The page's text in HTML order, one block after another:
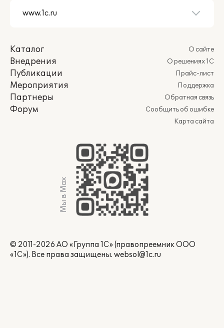
Каталог
Внедрения
Публикации
Мероприятия
Партнеры
Форум
О сайте
О решениях 1С
Прайс-лист
Поддержка
Обратная связь
Сообщить об ошибке
Карта сайта
Мы в Max
© 2011-2026 АО «Группа 1С» (правопреемник ООО
«1С»). Все права защищены. websol@1c.ru